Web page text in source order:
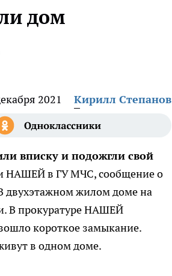
дом
2021 Кирилл Степанов
вписку и подожгли свой
НАШЕЙ в ГУ МЧС, сообщение о
двухэтажном жилом доме на
В прокуратуре НАШЕЙ
короткое замыкание.
в одном доме.